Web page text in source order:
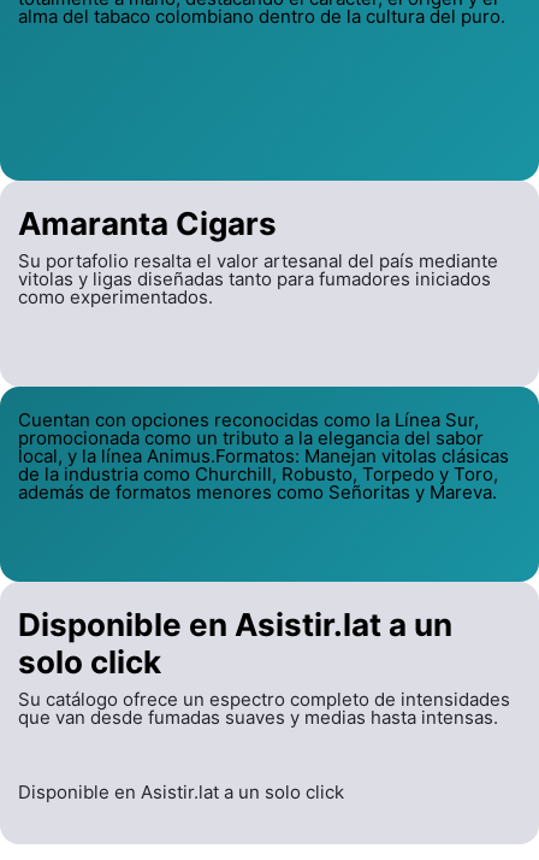
Amaranta Cigars
Su portafolio resalta el valor artesanal del país mediante
vitolas y ligas diseñadas tanto para fumadores iniciados
como experimentados.
alma del tabaco colombiano dentro de la cultura del puro.
Cuentan con opciones reconocidas como la Línea Sur,
promocionada como un tributo a la elegancia del sabor
local, y la línea Animus.Formatos: Manejan vitolas clásicas
de la industria como Churchill, Robusto, Torpedo y Toro,
además de formatos menores como Señoritas y Mareva.
Disponible en Asistir.lat a un
solo click
Su catálogo ofrece un espectro completo de intensidades
que van desde fumadas suaves y medias hasta intensas.
Disponible en Asistir.lat a un solo click